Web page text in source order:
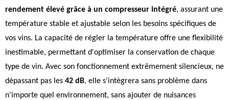
rendement élevé grâce à un compresseur intégré, assurant une
température stable et ajustable selon les besoins spécifiques de
vos vins. La capacité de régler la température offre une flexibilité
inestimable, permettant d'optimiser la conservation de chaque
type de vin. Avec son fonctionnement extrêmement silencieux, ne
dépassant pas les 42 dB, elle s'intègrera sans problème dans
n'importe quel environnement, sans ajouter de nuisances